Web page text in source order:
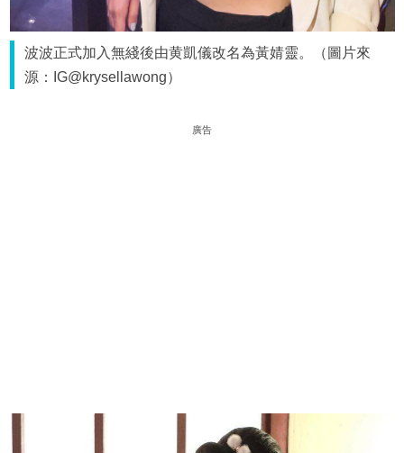
波波正式加入無綫後由黄凱儀改名為黃婧靈。（圖片來
源：IG@krysellawong）
廣告